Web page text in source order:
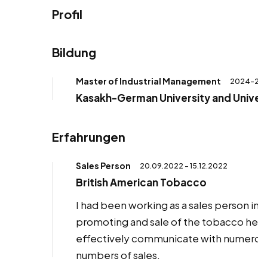
Profil
Bildung
Master of Industrial Management 2024-
Kasakh-German University and
Erfahrungen
Sales Person 20.09.2022 - 15.12.2022
British American Tobacco
I had been working as a sales person
promoting and sale of the tobacco
effectively communicate with
numbers of sales.